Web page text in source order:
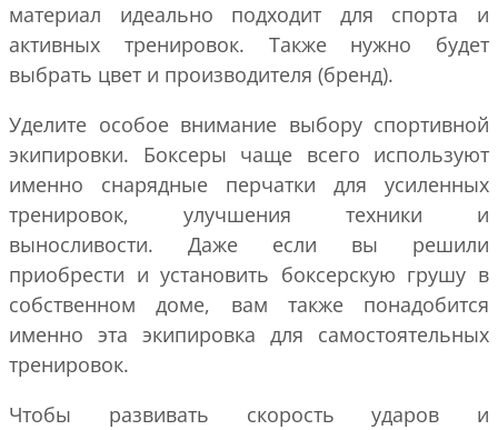
материал идеально подходит для спорта и
активных тренировок. Также нужно будет
выбрать цвет и производителя (бренд).
Уделите особое внимание выбору спортивной
экипировки. Боксеры чаще всего используют
именно снарядные перчатки для усиленных
тренировок, улучшения техники и
выносливости. Даже если вы решили
приобрести и установить боксерскую грушу в
собственном доме, вам также понадобится
именно эта экипировка для самостоятельных
тренировок.
Чтобы развивать скорость ударов и